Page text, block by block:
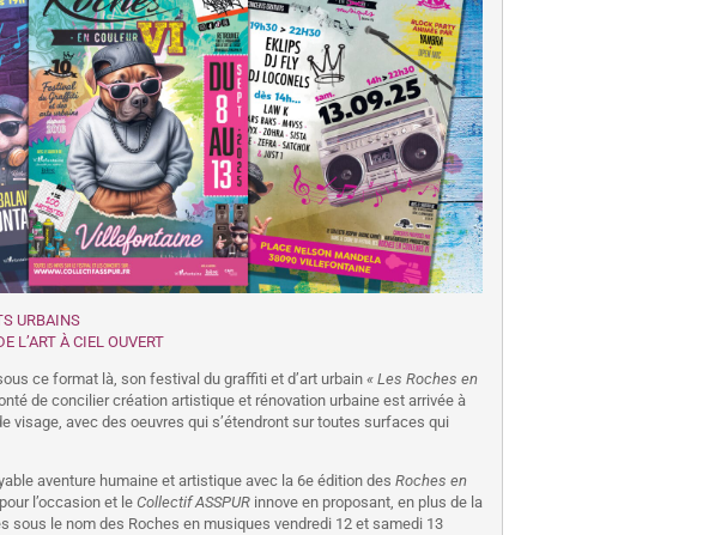
URBAINS
L’ART À CIEL OUVERT
ce format là, son festival du graffiti et d’art urbain « Les Roches en
de concilier création artistique et rénovation urbaine est arrivée à
visage, avec des oeuvres qui s’étendront sur toutes surfaces qui
aventure humaine et artistique avec la 6e édition des Roches en
l’occasion et leCollectif ASSPUR innove en proposant, en plus de la
le nom des Roches en musiques vendredi 12 et samedi 13